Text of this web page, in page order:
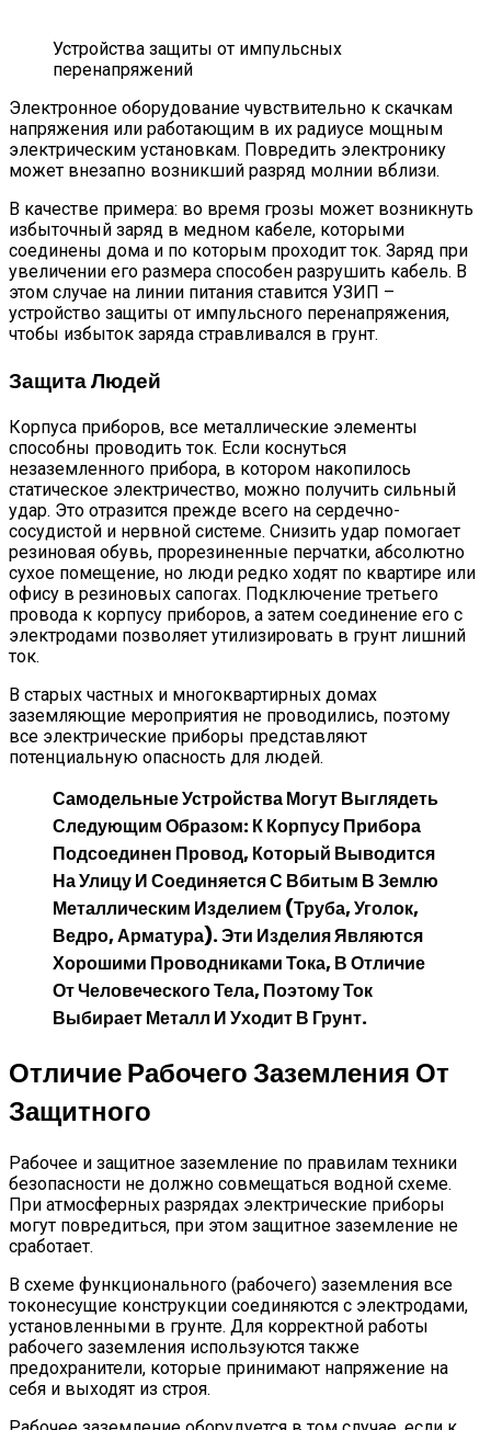
Устройства защиты от импульсных
перенапряжений
Электронное оборудование чувствительно к скачкам
напряжения или работающим в их радиусе мощным
электрическим установкам. Повредить электронику
может внезапно возникший разряд молнии вблизи.
В качестве примера: во время грозы может возникнуть
избыточный заряд в медном кабеле, которыми
соединены дома и по которым проходит ток. Заряд при
увеличении его размера способен разрушить кабель. В
этом случае на линии питания ставится УЗИП –
устройство защиты от импульсного перенапряжения,
чтобы избыток заряда стравливался в грунт.
Защита Людей
Корпуса приборов, все металлические элементы
способны проводить ток. Если коснуться
незаземленного прибора, в котором накопилось
статическое электричество, можно получить сильный
удар. Это отразится прежде всего на сердечно-
сосудистой и нервной системе. Снизить удар помогает
резиновая обувь, прорезиненные перчатки, абсолютно
сухое помещение, но люди редко ходят по квартире или
офису в резиновых сапогах. Подключение третьего
провода к корпусу приборов, а затем соединение его с
электродами позволяет утилизировать в грунт лишний
ток.
В старых частных и многоквартирных домах
заземляющие мероприятия не проводились, поэтому
все электрические приборы представляют
потенциальную опасность для людей.
Самодельные Устройства Могут Выглядеть
Следующим Образом: К Корпусу Прибора
Подсоединен Провод, Который Выводится
На Улицу И Соединяется С Вбитым В Землю
Металлическим Изделием (труба, Уголок,
Ведро, Арматура). Эти Изделия Являются
Хорошими Проводниками Тока, В Отличие
От Человеческого Тела, Поэтому Ток
Выбирает Металл И Уходит В Грунт.
Отличие Рабочего Заземления От
Защитного
Рабочее и защитное заземление по правилам техники
безопасности не должно совмещаться водной схеме.
При атмосферных разрядах электрические приборы
могут повредиться, при этом защитное заземление не
сработает.
В схеме функционального (рабочего) заземления все
токонесущие конструкции соединяются с электродами,
установленными в грунте. Для корректной работы
рабочего заземления используются также
предохранители, которые принимают напряжение на
себя и выходят из строя.